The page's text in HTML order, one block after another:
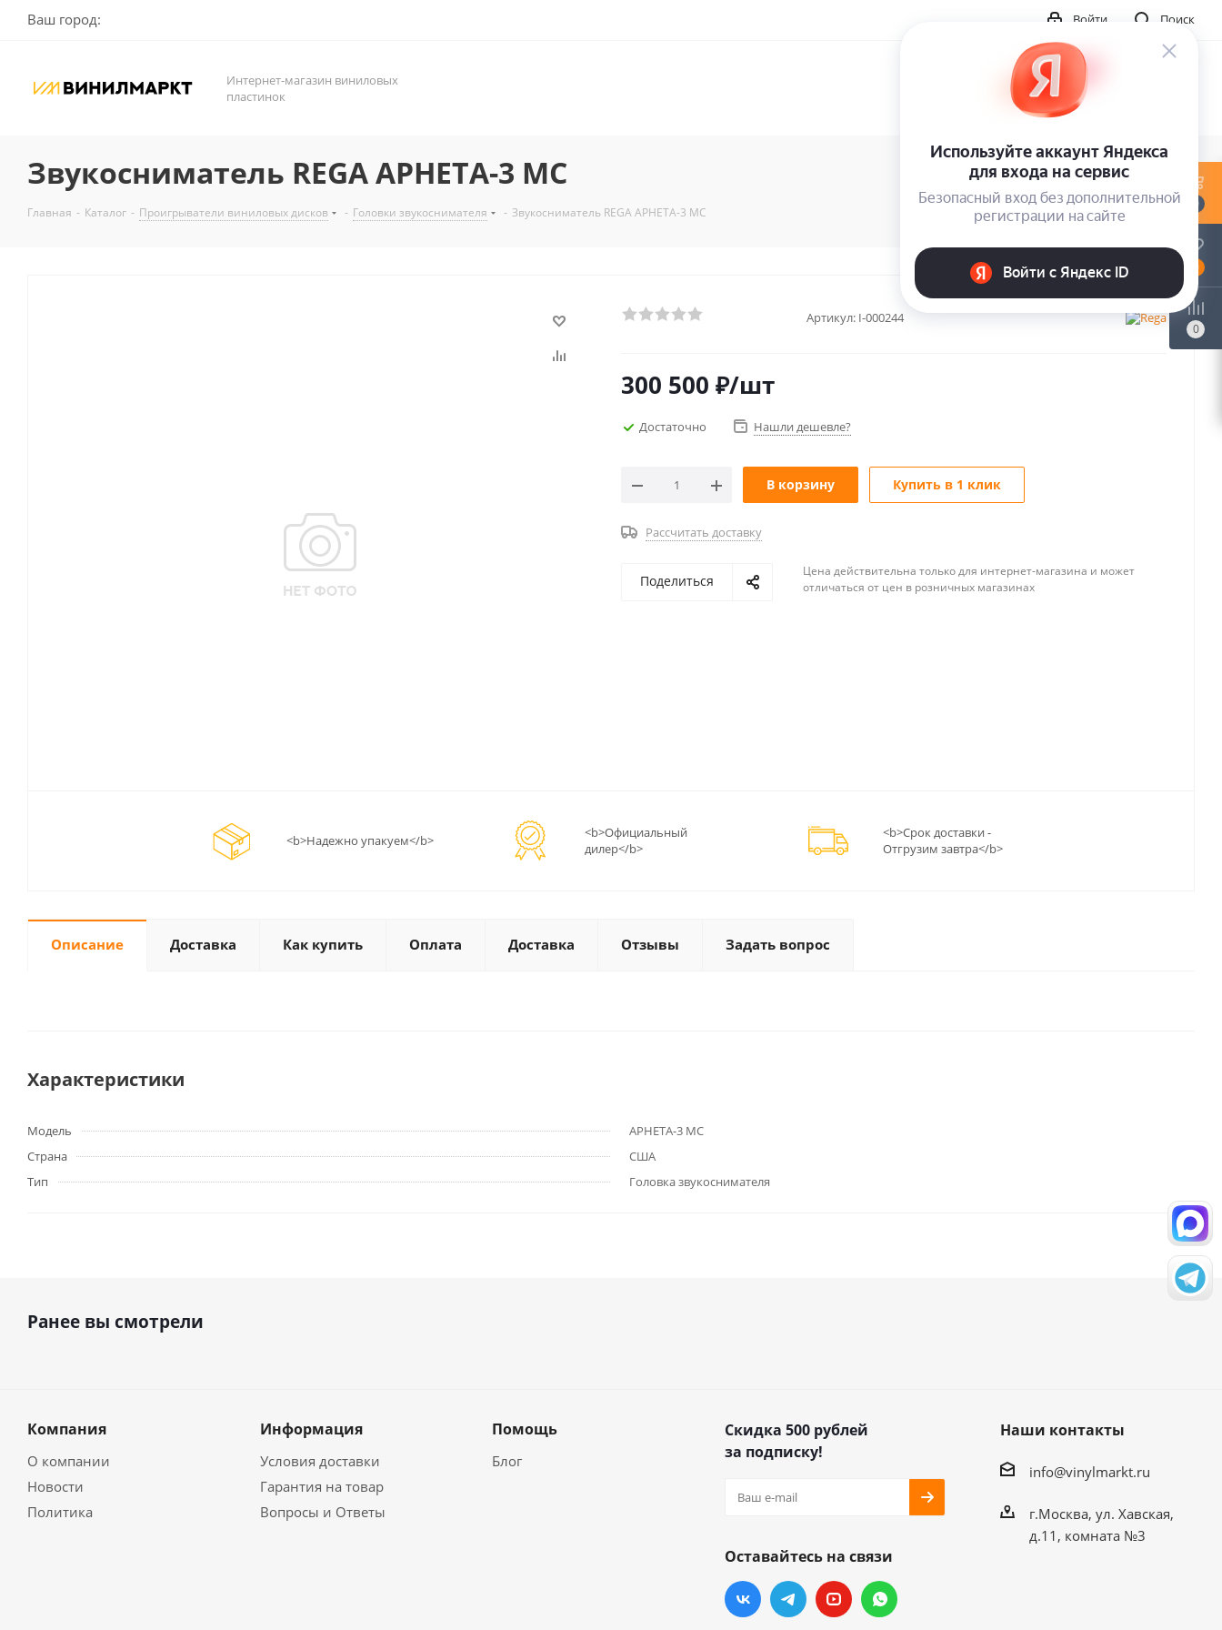
Ваш город: Поиск
Войти
Интернет-магазин виниловых
пластинок
Звукосниматель REGA APHETA-3 МС
Главная - Каталог - Проигрыватели виниловых дисков - Головки звукоснимателя - Звукосниматель REGA APHETA-3 МС
Артикул: I-000244
300 500 ₽/шт
Достаточно Нашли дешевле?
В корзину Купить в 1 клик
Рассчитать доставку
Поделиться
Цена действительна только для интернет-магазина и может
отличаться от цен в розничных магазинах
<b>Надежно упакуем</b>
<b>Официальный
дилер</b>
<b>Срок доставки -
Отгрузим завтра</b>
Описание Доставка Как купить Оплата Доставка Отзывы Задать вопрос
Характеристики
Модель
APHETA-3 МС
Страна
США
Тип
Головка звукоснимателя
Ранее вы смотрели
Компания
О компании
Новости
Политика
Информация
Условия доставки
Гарантия на товар
Вопросы и Ответы
Помощь
Блог
Скидка 500 рублей
за подписку!
Оставайтесь на связи
Наши контакты
info@vinylmarkt.ru
г.Москва, ул. Хавская,
д.11, комната №3
0
0
0